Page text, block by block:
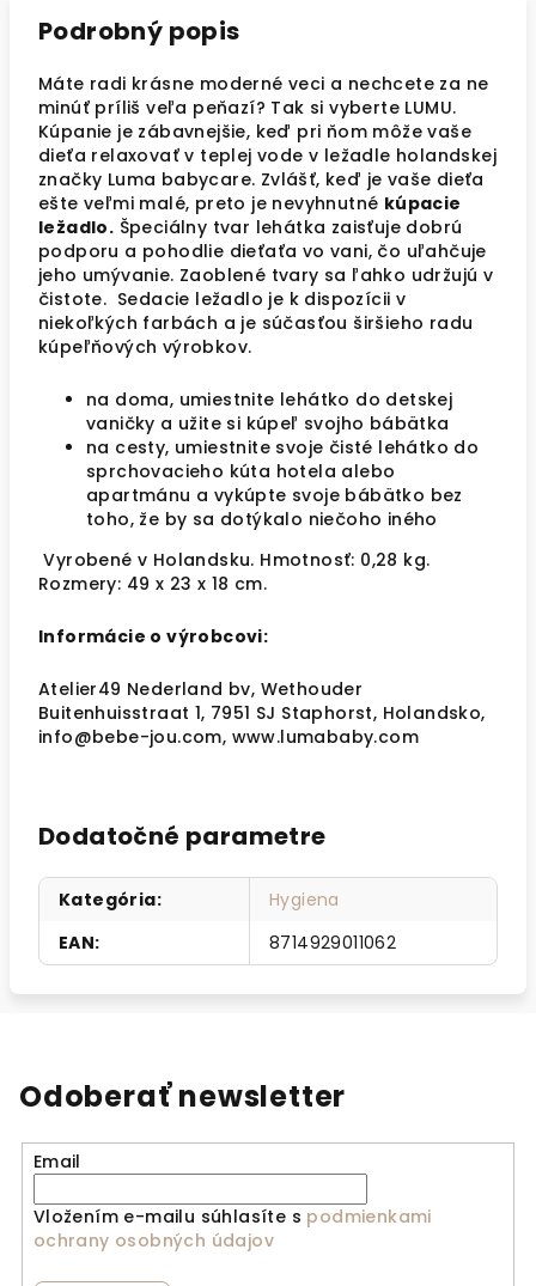
Podrobný popis
Máte radi krásne moderné veci a nechcete za ne
minúť príliš veľa peňazí? Tak si vyberte LUMU.
Kúpanie je zábavnejšie, keď pri ňom môže vaše
dieťa relaxovať v teplej vode v ležadle holandskej
značky Luma babycare. Zvlášť, keď je vaše dieťa
ešte veľmi malé, preto je nevyhnutné kúpacie
ležadlo. Špeciálny tvar lehátka zaisťuje dobrú
podporu a pohodlie dieťaťa vo vani, čo uľahčuje
jeho umývanie. Zaoblené tvary sa ľahko udržujú v
čistote. Sedacie ležadlo je k dispozícii v
niekoľkých farbách a je súčasťou širšieho radu
kúpeľňových výrobkov.
na doma, umiestnite lehátko do detskej
vaničky a užite si kúpeľ svojho bábätka
na cesty, umiestnite svoje čisté lehátko do
sprchovacieho kúta hotela alebo
apartmánu a vykúpte svoje bábätko bez
toho, že by sa dotýkalo niečoho iného
Vyrobené v Holandsku. Hmotnosť: 0,28 kg.
Rozmery: 49 x 23 x 18 cm.
Informácie o výrobcovi:
Atelier49 Nederland bv, Wethouder
Buitenhuisstraat 1, 7951 SJ Staphorst, Holandsko,
info@bebe-jou.com, www.lumababy.com
Dodatočné parametre
Kategória:
Hygiena
EAN: 8714929011062
Odoberať newsletter
Email
Vložením e-mailu súhlasíte s podmienkami
ochrany osobných údajov